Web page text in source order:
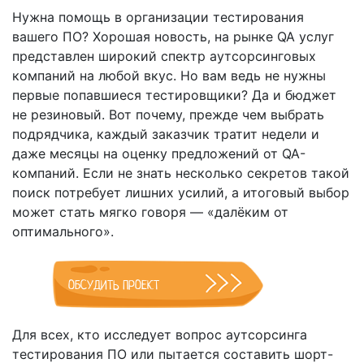
Нужна помощь в организации тестирования
вашего ПО? Хорошая новость, на рынке QA услуг
представлен широкий спектр аутсорсинговых
компаний на любой вкус. Но вам ведь не нужны
первые попавшиеся тестировщики? Да и бюджет
не резиновый. Вот почему, прежде чем выбрать
подрядчика, каждый заказчик тратит недели и
даже месяцы на оценку предложений от QA-
компаний. Если не знать несколько секретов такой
поиск потребует лишних усилий, а итоговый выбор
может стать мягко говоря — «далёким от
оптимального».
ОБСУДИТЬ ПРОЕКТ
Для всех, кто исследует вопрос аутсорсинга
тестирования ПО или пытается составить шорт-